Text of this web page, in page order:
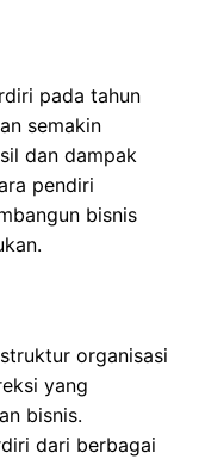
pada tahun
semakin
dan dampak
pendiri
bisnis
organisasi
yang
bisnis.
dari berbagai